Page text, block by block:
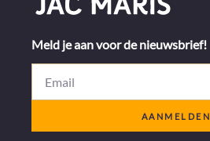
Meld je aan voor de nieuwsbrief!
AANMELDEN